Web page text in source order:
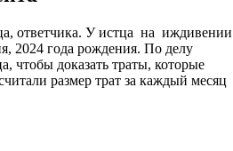
ответчика. У истца на иждивении
2024 года рождения. По делу
чтобы доказать траты, которые
размер трат за каждый месяц